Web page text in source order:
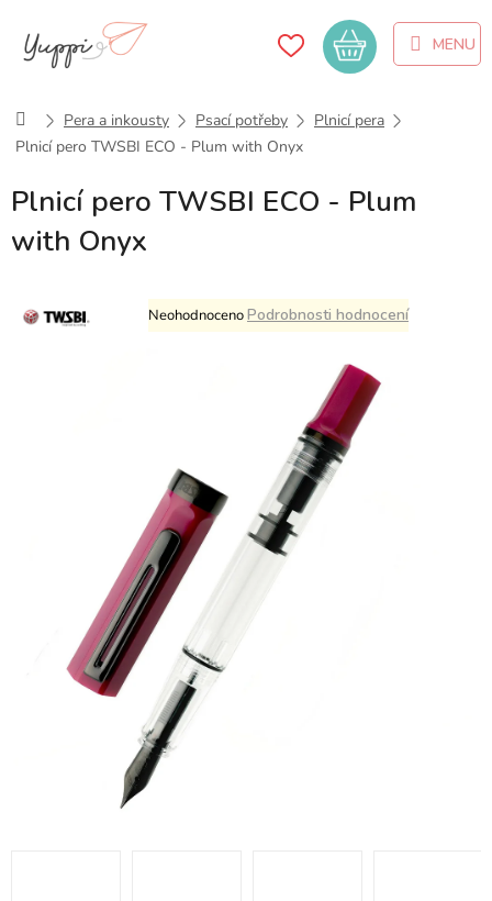
obsah
Nákupní
košík
DomůPera a inkousty Psací potřeby
Plnicí pera
Plnicí pero TWSBI ECO - Plum with Onyx
Plnicí pero TWSBI ECO - Plum
with Onyx
Průměrné
hodnocení
NeohodnocenoPodrobnosti hodnocení